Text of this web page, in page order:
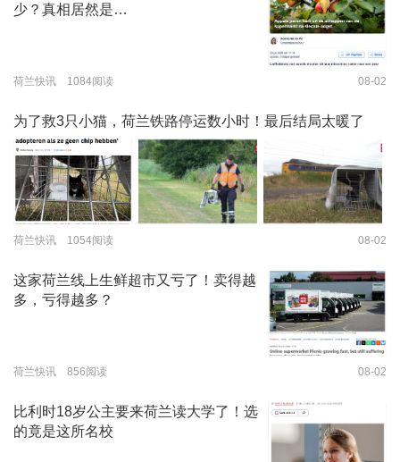
少？真相居然是…
荷兰快讯 1084阅读 08-02
为了救3只小猫，荷兰铁路停运数小时！最后结局太暖了
荷兰快讯 1054阅读 08-02
这家荷兰线上生鲜超市又亏了！卖得越
多，亏得越多？
荷兰快讯 856阅读 08-02
比利时18岁公主要来荷兰读大学了！选
的竟是这所名校